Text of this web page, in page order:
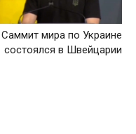
Саммит мира по Украине
состоялся в Швейцарии